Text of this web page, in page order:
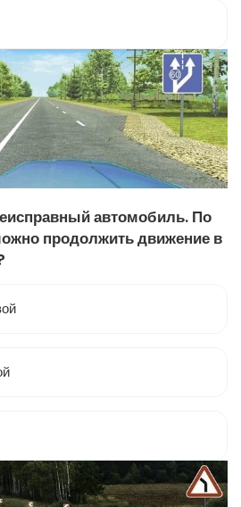
автомобиль. По
продолжить движение в